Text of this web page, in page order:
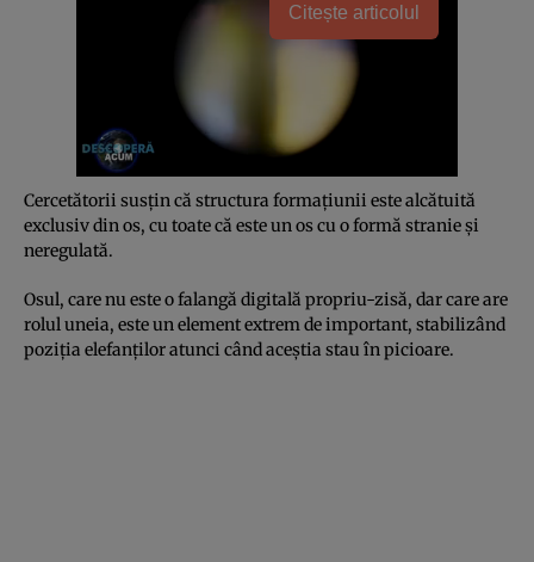
Citește articolul
Cercetătorii susţin că structura formaţiunii este alcătuită
exclusiv din os, cu toate că este un os cu o formă stranie şi
neregulată.
Osul, care nu este o falangă digitală propriu-zisă, dar care are
rolul uneia, este un element extrem de important, stabilizând
poziţia elefanţilor atunci când aceştia stau în picioare.